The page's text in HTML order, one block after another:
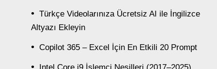
Türkçe Videolarınıza Ücretsiz AI ile İngilizce
Altyazı Ekleyin
Copilot 365 – Excel İçin En Etkili 20 Prompt